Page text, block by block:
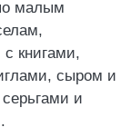
малым
книгами,
сыром и
и